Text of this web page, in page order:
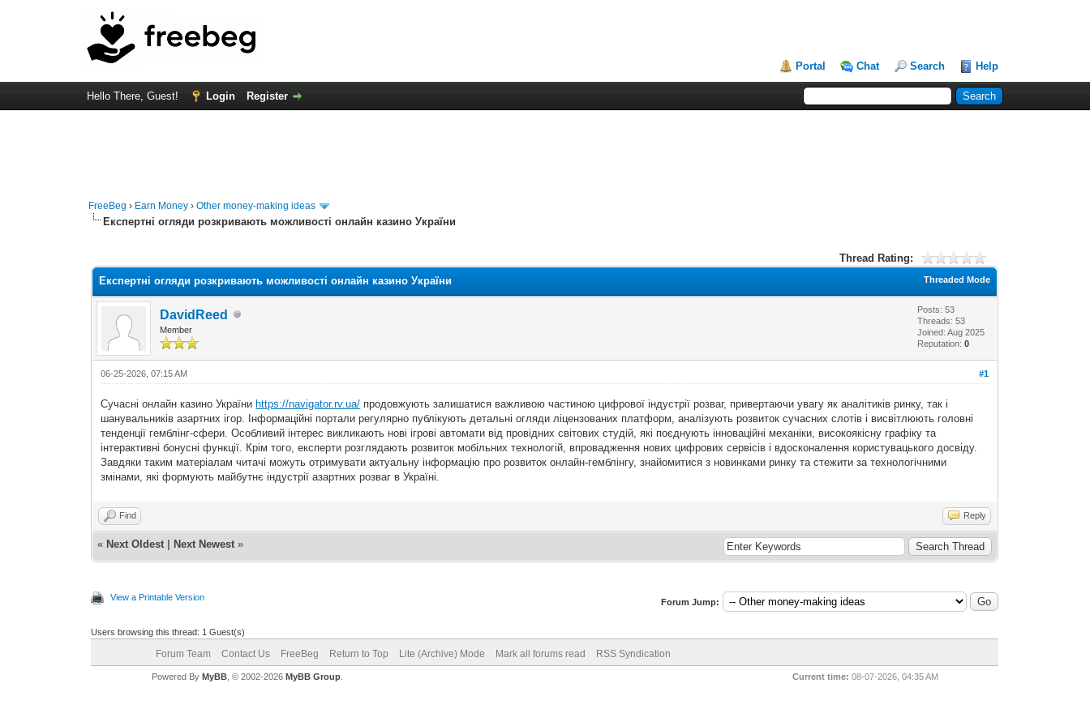
Portal Chat Search Help
Hello There, Guest! Login Register
FreeBeg › Earn Money ›Other money-making ideas
Експертні огляди розкривають можливості онлайн казино України
Thread Rating:
Threaded Mode
Експертні огляди розкривають можливості онлайн казино України
DavidReed
Member
Posts: 53
Threads: 53
Joined: Aug 2025
Reputation:0
#1
06-25-2026, 07:15 AM
Сучасні онлайн казино України https://navigator.rv.ua/ продовжують залишатися важливою частиною цифрової індустрії розваг, привертаючи увагу як аналітиків ринку, так і
шанувальників азартних ігор. Інформаційні портали регулярно публікують детальні огляди ліцензованих платформ, аналізують розвиток сучасних слотів і висвітлюють головні
тенденції гемблінг-сфери. Особливий інтерес викликають нові ігрові автомати від провідних світових студій, які поєднують інноваційні механіки, високоякісну графіку та
інтерактивні бонусні функції. Крім того, експерти розглядають розвиток мобільних технологій, впровадження нових цифрових сервісів і вдосконалення користувацького досвіду.
Завдяки таким матеріалам читачі можуть отримувати актуальну інформацію про розвиток онлайн-гемблінгу, знайомитися з новинками ринку та стежити за технологічними
змінами, які формують майбутнє індустрії азартних розваг в Україні.
Find Reply
« Next Oldest Next Newest »
View a Printable Version Forum Jump:
Users browsing this thread: 1 Guest(s)
Forum Team Contact Us FreeBeg Return to Top Lite (Archive) Mode Mark all forums read RSS Syndication
Current time: 08-07-2026, 04:35 AM
Powered By MyBB, © 2002-2026 MyBB Group.